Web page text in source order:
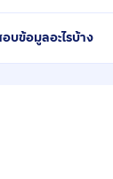
บข้อมูลอะไรบ้าง